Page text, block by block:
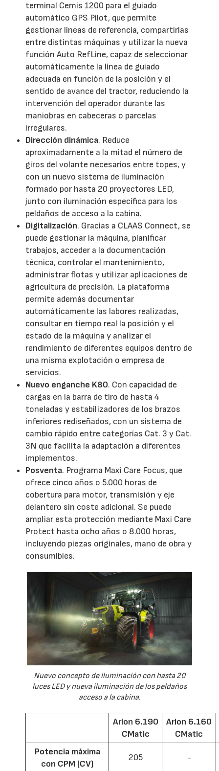
terminal Cemis 1200 para el guiado
automático GPS Pilot, que permite
gestionar líneas de referencia, compartirlas
entre distintas máquinas y utilizar la nueva
función Auto RefLine, capaz de seleccionar
automáticamente la línea de guiado
adecuada en función de la posición y el
sentido de avance del tractor, reduciendo la
intervención del operador durante las
maniobras en cabeceras o parcelas
irregulares.
Dirección dinámica. Reduce
aproximadamente a la mitad el número de
giros del volante necesarios entre topes, y
con un nuevo sistema de iluminación
formado por hasta 20 proyectores LED,
junto con iluminación específica para los
peldaños de acceso a la cabina.
Digitalización. Gracias a CLAAS Connect, se
puede gestionar la máquina, planificar
trabajos, acceder a la documentación
técnica, controlar el mantenimiento,
administrar flotas y utilizar aplicaciones de
agricultura de precisión. La plataforma
permite además documentar
automáticamente las labores realizadas,
consultar en tiempo real la posición y el
estado de la máquina y analizar el
rendimiento de diferentes equipos dentro de
una misma explotación o empresa de
servicios.
Nuevo enganche K80. Con capacidad de
cargas en la barra de tiro de hasta 4
toneladas y estabilizadores de los brazos
inferiores rediseñados, con un sistema de
cambio rápido entre categorías Cat. 3 y Cat.
3N que facilita la adaptación a diferentes
implementos.
Posventa. Programa Maxi Care Focus, que
ofrece cinco años o 5.000 horas de
cobertura para motor, transmisión y eje
delantero sin coste adicional. Se puede
ampliar esta protección mediante Maxi Care
Protect hasta ocho años o 8.000 horas,
incluyendo piezas originales, mano de obra y
consumibles.
Nuevo concepto de iluminación con hasta 20
luces LED y nueva iluminación de los peldaños
acceso a la cabina.
Arion 6.190
CMatic
Arion 6.160
CMatic
Potencia máxima
con CPM (CV)
205 -